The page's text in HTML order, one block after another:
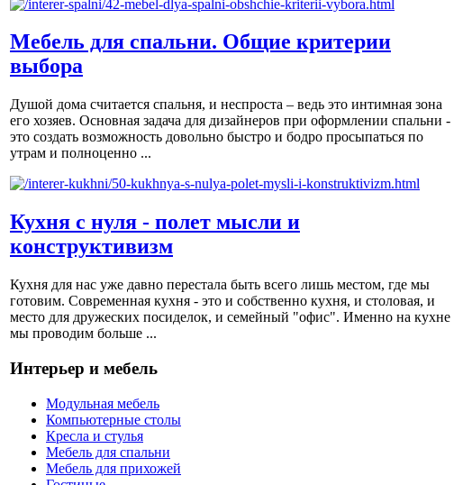
Мебель для спальни. Общие критерии
выбора
Душой дома считается спальня, и неспроста – ведь это интимная зона
его хозяев. Основная задача для дизайнеров при оформлении спальни -
это создать возможность довольно быстро и бодро просыпаться по
утрам и полноценно ...
Кухня с нуля - полет мысли и
конструктивизм
Кухня для нас уже давно перестала быть всего лишь местом, где мы
готовим. Современная кухня - это и собственно кухня, и столовая, и
место для дружеских посиделок, и семейный "офис". Именно на кухне
мы проводим больше ...
Интерьер и мебель
Модульная мебель
Компьютерные столы
Кресла и стулья
Мебель для спальни
Мебель для прихожей